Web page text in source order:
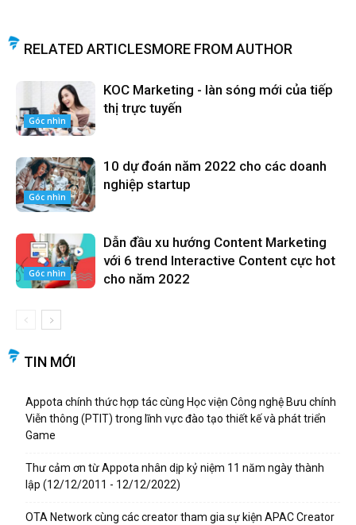
RELATED ARTICLESMORE FROM AUTHOR
Góc nhìn
KOC Marketing - làn sóng mới của tiếp
thị trực tuyến
Góc nhìn
10 dự đoán năm 2022 cho các doanh
nghiệp startup
Góc nhìn
Dẫn đầu xu hướng Content Marketing
với 6 trend Interactive Content cực hot
cho năm 2022
TIN MỚI
Appota chính thức hợp tác cùng Học viện Công nghệ Bưu chính
Viễn thông (PTIT) trong lĩnh vực đào tạo thiết kế và phát triển
Game
Thư cảm ơn từ Appota nhân dịp kỷ niệm 11 năm ngày thành
lập (12/12/2011 - 12/12/2022)
OTA Network cùng các creator tham gia sự kiện APAC Creator